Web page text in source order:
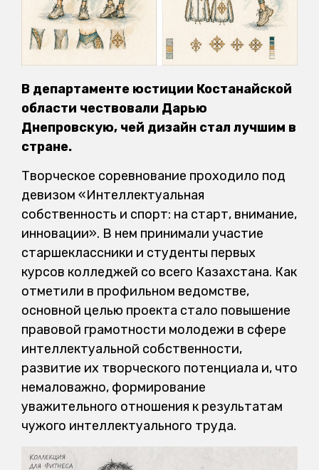
В департаменте юстиции Костанайской
области чествовали Дарью
Днепровскую, чей дизайн стал лучшим в
стране.
Творческое соревнование проходило под
девизом «Интеллектуальная
собственность и спорт: на старт, внимание,
инновации». В нем принимали участие
старшеклассники и студенты первых
курсов колледжей со всего Казахстана. Как
отметили в профильном ведомстве,
основной целью проекта стало повышение
правовой грамотности молодежи в сфере
интеллектуальной собственности,
развитие их творческого потенциала и, что
немаловажно, формирование
уважительного отношения к результатам
чужого интеллектуального труда.